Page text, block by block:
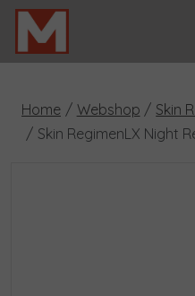
Home Webshop
Skin
Skin RegimenLX Night